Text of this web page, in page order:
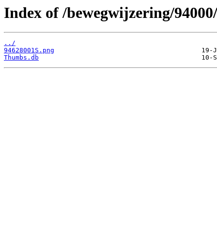
Index of /bewegwijzering/
../
94628001S.png
Thumbs.db